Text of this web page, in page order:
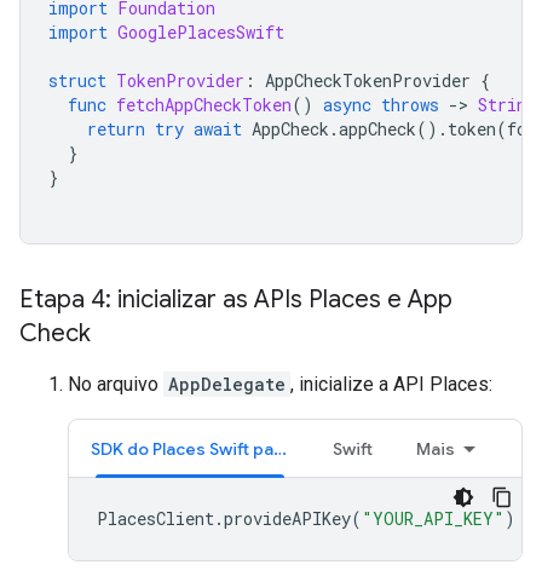
import Foundation
import GooglePlacesSwift
struct TokenProvider : AppCheckTokenProvider {
func fetchAppCheckToken() async throws -> String
return try await AppCheck .appCheck(). token(
}
}
Etapa 4: inicializar as APIs Places e App
Check
No arquivo AppDelegate , inicialize a API Places:
SDK do Places Swift para iOS Swift Mais
PlacesClient.provideAPIKey( "YOUR_API_KEY" )